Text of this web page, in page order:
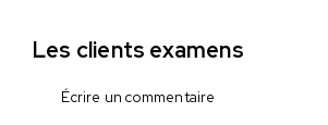
Les clients examens
Écrire un commentaire